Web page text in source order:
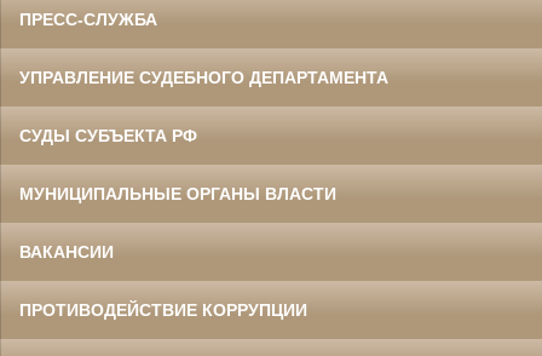
ПРЕСС-СЛУЖБА
УПРАВЛЕНИЕ СУДЕБНОГО ДЕПАРТАМЕНТА
СУДЫ СУБЪЕКТА РФ
МУНИЦИПАЛЬНЫЕ ОРГАНЫ ВЛАСТИ
ВАКАНСИИ
ПРОТИВОДЕЙСТВИЕ КОРРУПЦИИ